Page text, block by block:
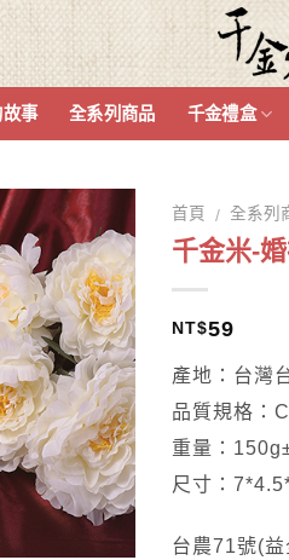
事 全系列商品 千金禮盒
首頁 / 全系列
千金米-
NT$59
產地：台灣
品質規格：
重量：
尺寸：
台農71號(